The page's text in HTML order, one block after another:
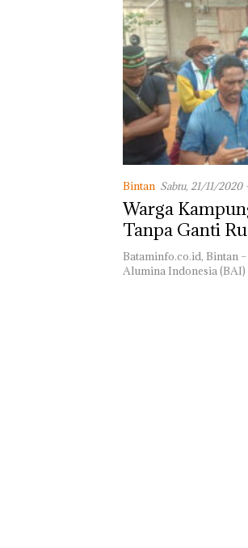
Bintan Sabtu, 21/11/2020
Warga
Tanpa Ganti
Flores Jangan
Bataminfo.co.id, Bintan
Alumina Indonesia